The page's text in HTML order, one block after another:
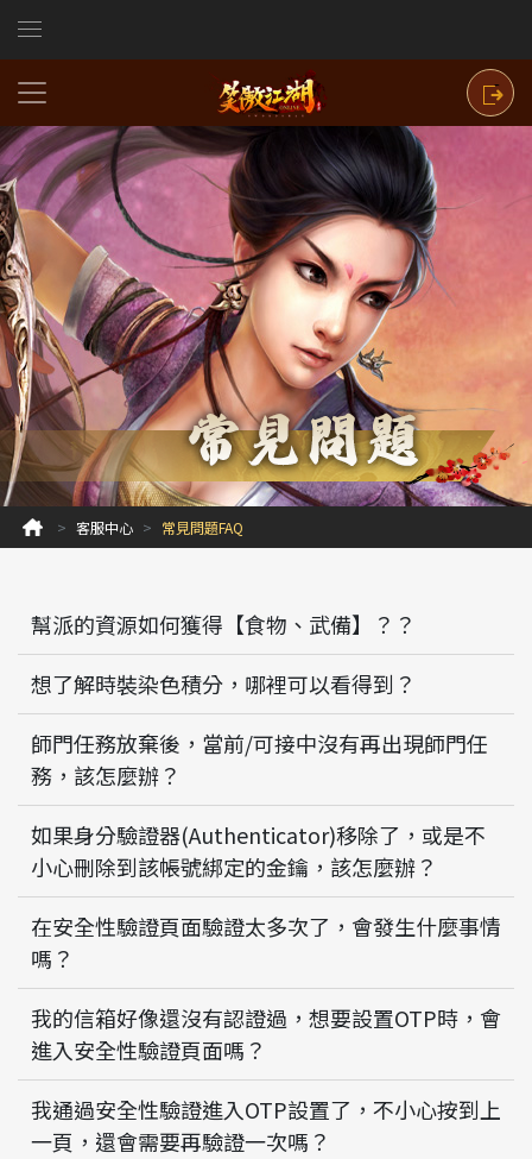
客服中心 常見問題FAQ
幫派的資源如何獲得【食物、武備】？？
想了解時裝染色積分，哪裡可以看得到？
師門任務放棄後，當前/可接中沒有再出現師門任
務，該怎麼辦？
如果身分驗證器(Authenticator)移除了，或是不
小心刪除到該帳號綁定的金鑰，該怎麼辦？
在安全性驗證頁面驗證太多次了，會發生什麼事情
嗎？
我的信箱好像還沒有認證過，想要設置OTP時，會
進入安全性驗證頁面嗎？
我通過安全性驗證進入OTP設置了，不小心按到上
一頁，還會需要再驗證一次嗎？